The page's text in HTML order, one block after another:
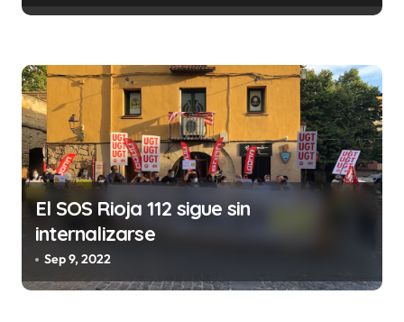
e
t
r
a
d
a
s
El SOS Rioja 112 sigue sin
internalizarse
Sep 9, 2022